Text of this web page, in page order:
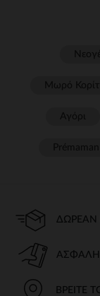
ΔΩΡΕΆΝ
ΒΡΕΊΤΕ